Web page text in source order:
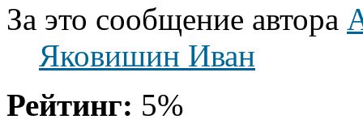
За это сообщение автора
Яковишин Иван
Рейтинг: 5%